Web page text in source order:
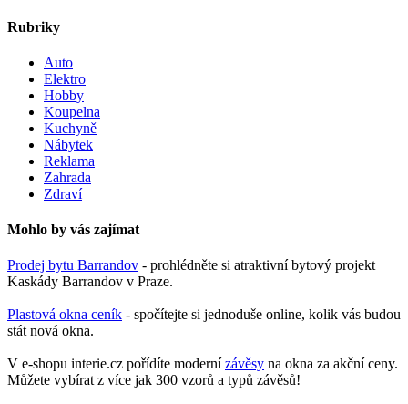
Rubriky
Auto
Elektro
Hobby
Koupelna
Kuchyně
Nábytek
Reklama
Zahrada
Zdraví
Mohlo by vás zajímat
Prodej bytu Barrandov - prohlédněte si atraktivní bytový projekt
Kaskády Barrandov v Praze.
Plastová okna ceník - spočítejte si jednoduše online, kolik vás budou
stát nová okna.
V e-shopu interie.cz pořídíte modernízávěsy na okna za akční ceny.
Můžete vybírat z více jak 300 vzorů a typů závěsů!